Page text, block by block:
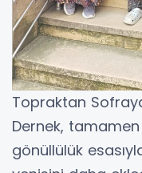
​Topraktan
​Dernek,
gönüllülük